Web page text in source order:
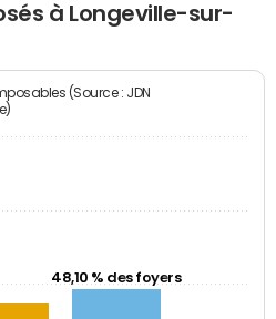
à Longeville-sur-
(Source : JDN
48,10 % des foyers